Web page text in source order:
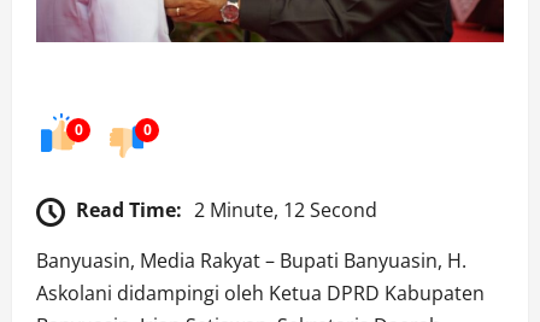
0 0
Read Time: 2 Minute, 12 Second
Banyuasin, Media Rakyat – Bupati Banyuasin, H.
Askolani didampingi oleh Ketua DPRD Kabupaten